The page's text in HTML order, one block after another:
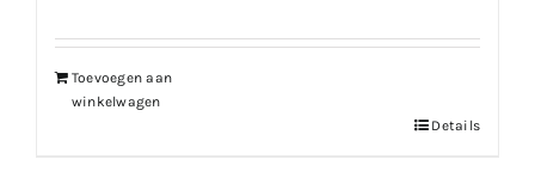
€113.99.€102.59.
Toevoegen aan
winkelwagen
Details